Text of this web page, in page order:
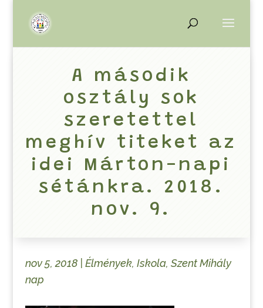
A második
osztály sok
szeretettel
meghív titeket az
idei Márton-napi
sétánkra. 2018.
nov. 9.
nov 5, 2018| Élmények, Iskola, Szent Mihály
nap